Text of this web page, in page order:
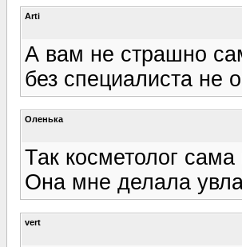
Arti
А вам не страшно
без специалиста не
Оленька
Так косметолог
Она мне делала
vert